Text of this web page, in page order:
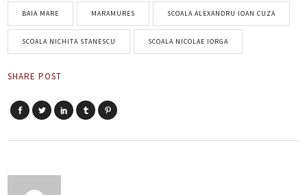
BAIA MARE MARAMURES SCOALA ALEXANDRU IOAN CUZA
SCOALA NICHITA STANESCU SCOALA NICOLAE IORGA
SHARE POST